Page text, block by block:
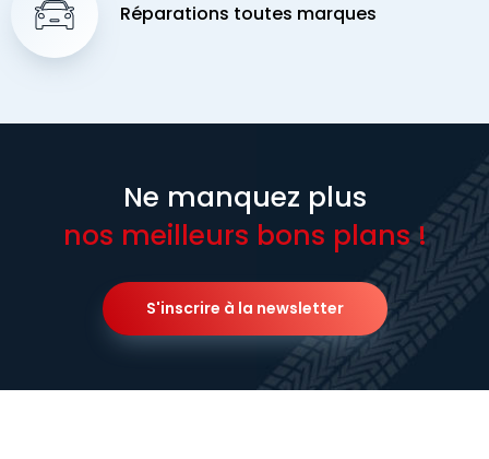
Réparations toutes marques
Ne manquez plus
nos meilleurs bons plans !
S'inscrire à la newsletter